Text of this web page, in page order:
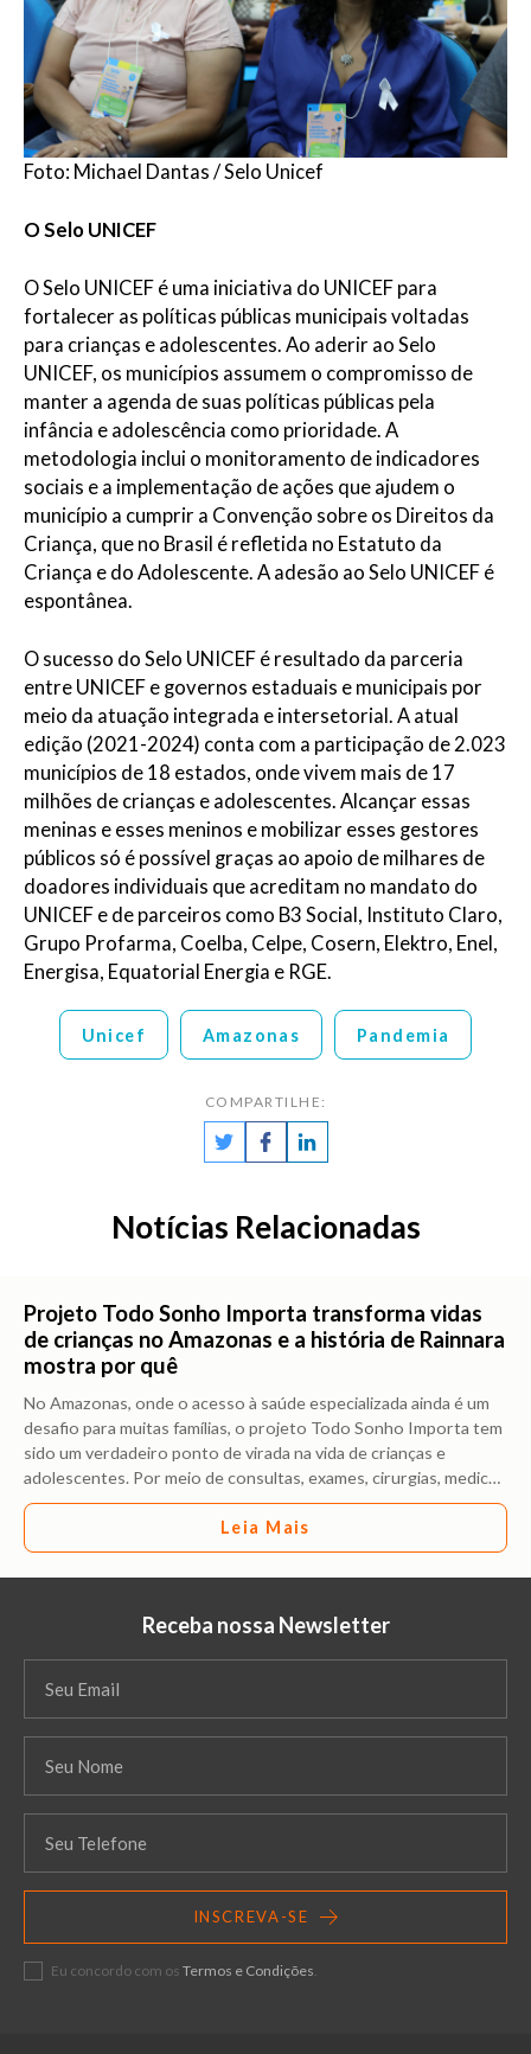
Foto: Michael Dantas / Selo Unicef
O Selo UNICEF
O Selo UNICEF é uma iniciativa do UNICEF para
fortalecer as políticas públicas municipais voltadas
para crianças e adolescentes. Ao aderir ao Selo
UNICEF, os municípios assumem o compromisso de
manter a agenda de suas políticas públicas pela
infância e adolescência como prioridade. A
metodologia inclui o monitoramento de indicadores
sociais e a implementação de ações que ajudem o
município a cumprir a Convenção sobre os Direitos da
Criança, que no Brasil é refletida no Estatuto da
Criança e do Adolescente. A adesão ao Selo UNICEF é
espontânea.
O sucesso do Selo UNICEF é resultado da parceria
entre UNICEF e governos estaduais e municipais por
meio da atuação integrada e intersetorial. A atual
edição (2021-2024) conta com a participação de 2.023
municípios de 18 estados, onde vivem mais de 17
milhões de crianças e adolescentes. Alcançar essas
meninas e esses meninos e mobilizar esses gestores
públicos só é possível graças ao apoio de milhares de
doadores individuais que acreditam no mandato do
UNICEF e de parceiros como B3 Social, Instituto Claro,
Grupo Profarma, Coelba, Celpe, Cosern, Elektro, Enel,
Energisa, Equatorial Energia e RGE.
Unicef Amazonas Pandemia
COMPARTILHE:
Notícias Relacionadas
Projeto Todo Sonho Importa transforma vidas
de crianças no Amazonas e a história de Rainnara
mostra por quê
No Amazonas, onde o acesso à saúde especializada ainda é um
desafio para muitas famílias, o projeto Todo Sonho Importa tem
sido um verdadeiro ponto de virada na vida de crianças e
adolescentes. Por meio de consultas, exames, cirurgias, medic…
Leia Mais
Receba nossa Newsletter
INSCREVA-SE
Eu concordo com os Termos e Condições